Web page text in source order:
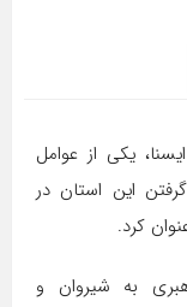
یکی از عوامل
این استان در
کرد.
به شیروان و